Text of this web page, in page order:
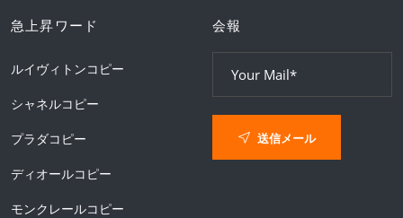
急上昇ワード
ルイヴィトンコピー
シャネルコピー
プラダコピー
ディオールコピー
モンクレールコピー
会報
送信メール